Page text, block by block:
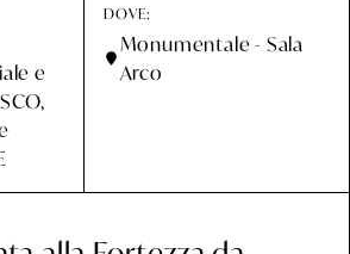
e
DOVE:
Monumentale - Sala
Arco